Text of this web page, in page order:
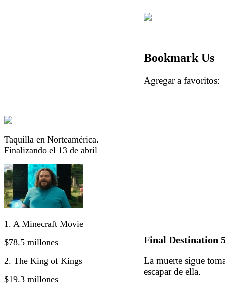
Taquilla en Norteamérica.
Finalizando el 13 de abril
1. A Minecraft Movie
$78.5 millones
2. The King of Kings
$19.3 millones
Bookmark Us
Agregar a
Final Destination
La muerte sigue
escapar de ella.